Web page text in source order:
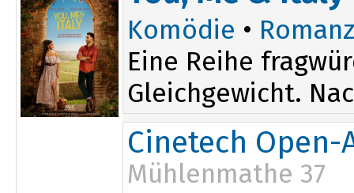
Komödie •
Eine Reihe
Gleichgewicht.
Cinetech Open-
Mühlenmathe 37